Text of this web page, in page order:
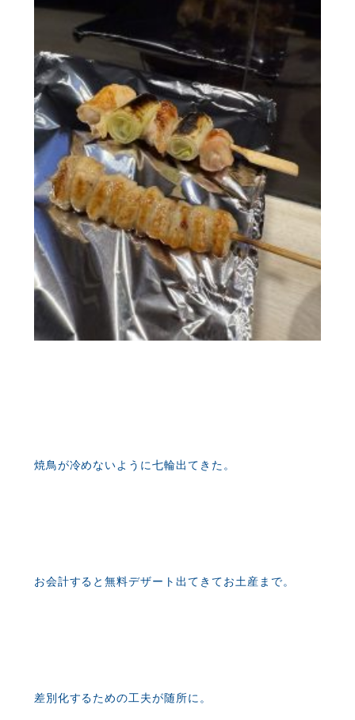
焼鳥が冷めないように七輪出てきた。
お会計すると無料デザート出てきてお土産まで。
差別化するための工夫が随所に。